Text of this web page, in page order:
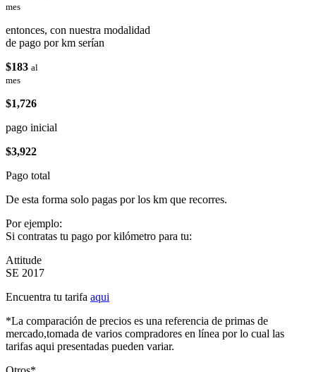
mes
entonces, con nuestra modalidad
de pago por km serían
$183 al
mes
$1,726
pago inicial
$3,922
Pago total
De esta forma solo pagas por los km que recorres.
Por ejemplo:
Si contratas tu pago por kilómetro para tu:
Attitude
SE 2017
Encuentra tu tarifa aqui
*La comparación de precios es una referencia de primas de
mercado,tomada de varios compradores en línea por lo cual las
tarifas aqui presentadas pueden variar.